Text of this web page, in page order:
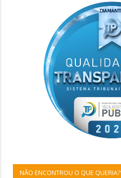
NÃO ENCONTROU O QUE QUERIA?